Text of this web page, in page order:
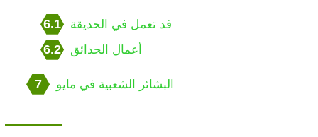
6.1 قد تعمل في الحديقة
6.2 أعمال الحدائق
7 البشائر الشعبية في مايو